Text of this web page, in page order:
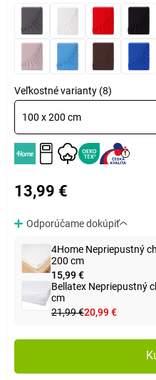
Veľkostné varianty (8)
100 x 200 cm
13,99 €
Odporúčame dokúpiť
4Home Nepriepustný
200 cm
15,99 €
Bellatex Nepriepustný
cm
21,99 €20,99 €